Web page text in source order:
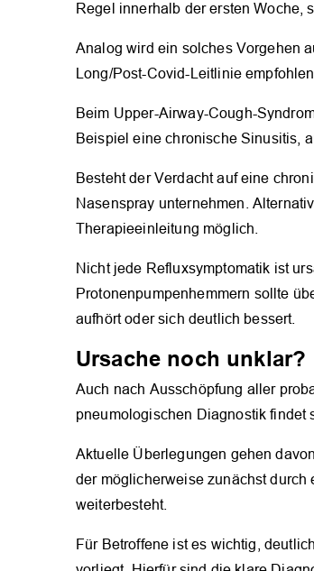
Regel innerhalb der ersten Woche,
Analog wird ein solches Vorgehen
Long/Post-Covid-Leitlinie empfohlen.
Beim Upper-Airway-Cough-
Beispiel eine chronische Sinusitis,
Besteht der Verdacht auf eine
Nasenspray unternehmen.
Therapieeinleitung möglich.
Nicht jede Refluxsymptomatik ist
Protonenpumpenhemmern sollte
aufhört oder sich deutlich bessert.
Ursache noch unklar?
Auch nach Ausschöpfung aller
pneumologischen Diagnostik findet
Aktuelle Überlegungen gehen
der möglicherweise zunächst
weiterbesteht.
Für Betroffene ist es wichtig,